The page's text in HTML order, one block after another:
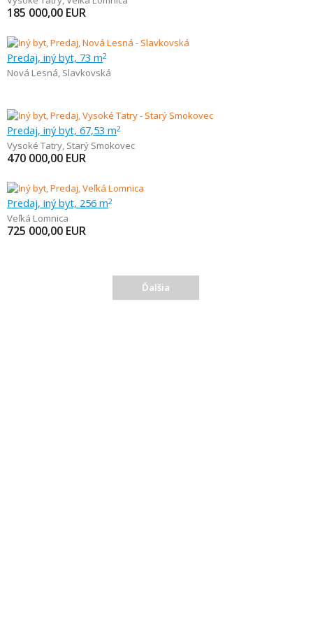
185 000,00 EUR
Predaj, iný byt, 73 m2
Nová Lesná, Slavkovská
Predaj, iný byt, 67,53 m2
Vysoké Tatry, Starý Smokovec
470 000,00 EUR
Predaj, iný byt, 256 m2
Veľká Lomnica
725 000,00 EUR
Ďalšia